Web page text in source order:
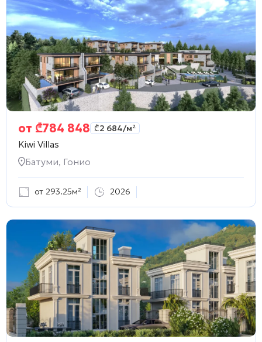
от ₾784 848 ₾2 684/м²
Kiwi Villas
Батуми, Гонио
от 293.25м² 2026